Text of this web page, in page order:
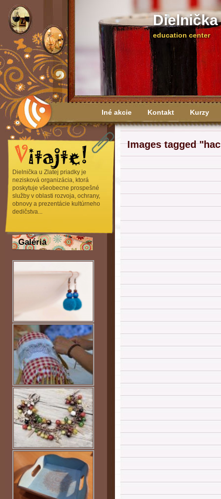
education center
Iné akcie Kontakt
Kurzy
Výročné správy
Dielnička u Zlatej priadky je
nezisková organizácia, ktorá
poskytuje všeobecne prospešné
služby v oblasti rozvoja, ochrany,
obnovy a prezentácie kultúrneho
dedičstva...
Galéria
Images tagged